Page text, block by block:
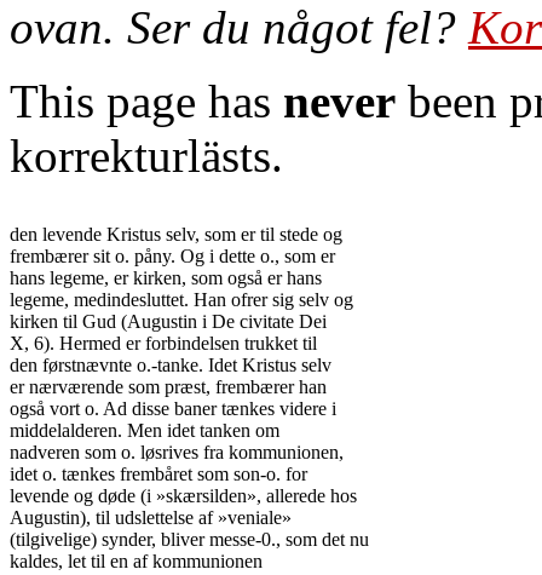
ovan. Ser du något fel?
This page has never been
korrekturlästs.
den levende Kristus selv, som er til stede og
frembærer sit o. påny. Og i dette o., som er
hans legeme, er kirken, som også er hans
legeme, medindesluttet. Han ofrer sig selv og
kirken til Gud (Augustin i De civitate Dei
X, 6). Hermed er forbindelsen trukket til
den førstnævnte o.-tanke. Idet Kristus selv
er nærværende som præst, frembærer han
også vort o. Ad disse baner tænkes videre i
middelalderen. Men idet tanken om
nadveren som o. løsrives fra kommunionen,
idet o. tænkes frembåret som son-o. for
levende og døde (i »skærsilden», allerede hos
Augustin), til udslettelse af »veniale»
(tilgivelige) synder, bliver messe-0., som det nu
kaldes, let til en af kommunionen